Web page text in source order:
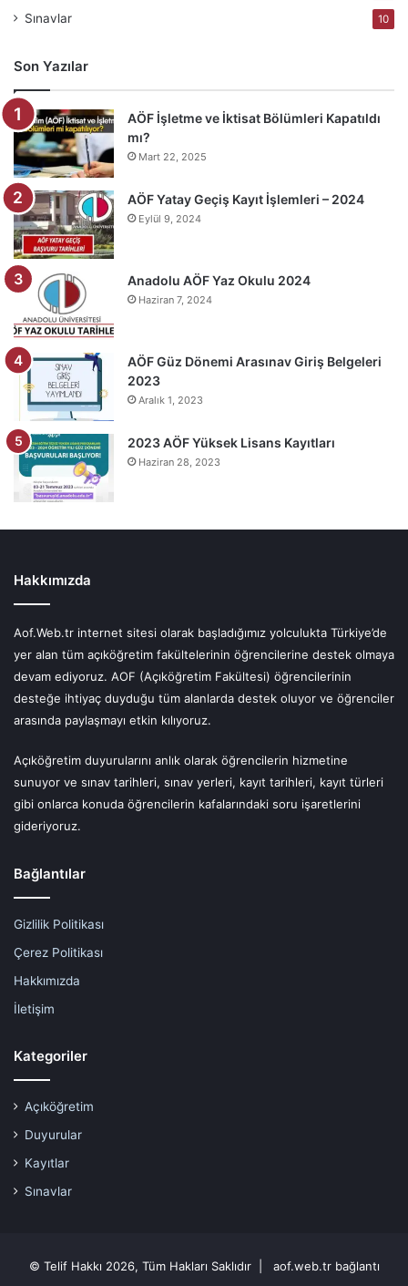
Sınavlar 10
Son Yazılar
AÖF İşletme ve İktisat Bölümleri Kapatıldı
mı?
Mart 22, 2025
AÖF Yatay Geçiş Kayıt İşlemleri – 2024
Eylül 9, 2024
Anadolu AÖF Yaz Okulu 2024
Haziran 7, 2024
AÖF Güz Dönemi Arasınav Giriş Belgeleri
2023
Aralık 1, 2023
2023 AÖF Yüksek Lisans Kayıtları
Haziran 28, 2023
Hakkımızda
Aof.Web.tr internet sitesi olarak başladığımız yolculukta Türkiye’de
yer alan tüm açıköğretim fakültelerinin öğrencilerine destek olmaya
devam ediyoruz. AOF (Açıköğretim Fakültesi) öğrencilerinin
desteğe ihtiyaç duyduğu tüm alanlarda destek oluyor ve öğrenciler
arasında paylaşmayı etkin kılıyoruz.
Açıköğretim duyurularını anlık olarak öğrencilerin hizmetine
sunuyor ve sınav tarihleri, sınav yerleri, kayıt tarihleri, kayıt türleri
gibi onlarca konuda öğrencilerin kafalarındaki soru işaretlerini
gideriyoruz.
Bağlantılar
Gizlilik Politikası
Çerez Politikası
Hakkımızda
İletişim
Kategoriler
Açıköğretim
Duyurular
Kayıtlar
Sınavlar
© Telif Hakkı 2026, Tüm Hakları Saklıdır | aof.web.tr bağlantı